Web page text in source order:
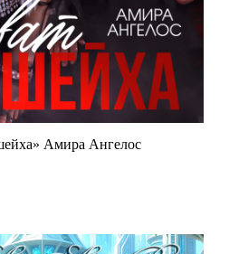
Амира Ангелос